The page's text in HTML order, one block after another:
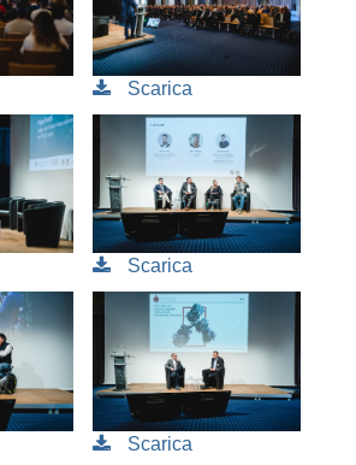
Scarica
Scarica
Scarica